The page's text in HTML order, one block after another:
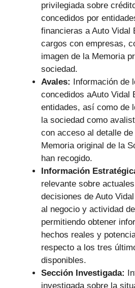
privilegiada sobre
concedidos por
financieras a Auto Vidal
cargos con empresas,
imagen de la Memoria
sociedad.
Avales: Información de
concedidos aAuto Vidal
entidades, así como de
la sociedad como
con acceso al detalle
Memoria original de la
han recogido.
Información
relevante sobre
decisiones de Auto
al negocio y actividad
permitiendo obtener
hechos reales y
respecto a los tres
disponibles.
Sección Investigada:
investigada sobre la